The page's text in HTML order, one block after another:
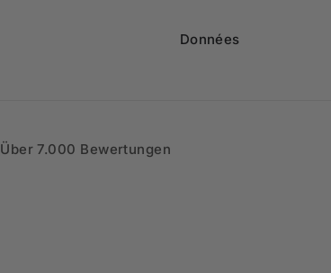
Données
Über 7.000 Bewertungen